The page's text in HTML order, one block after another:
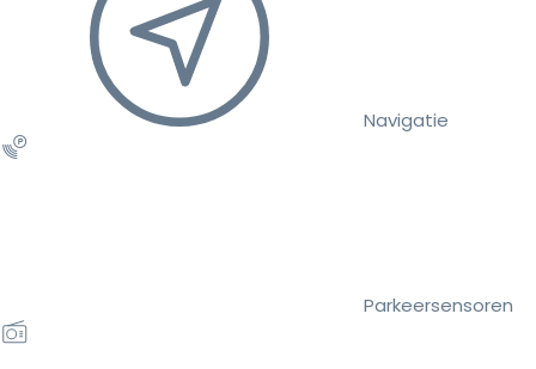
Navigatie
Parkeersensoren